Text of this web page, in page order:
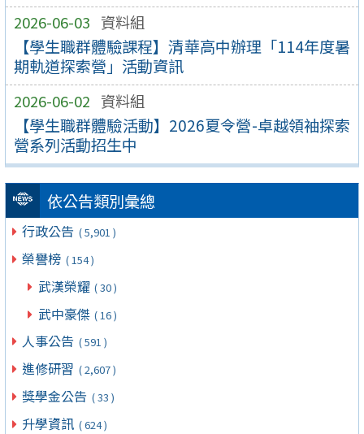
2026-06-03 資料組
【學生職群體驗課程】清華高中辦理「114年度暑
期軌道探索營」活動資訊
2026-06-02 資料組
【學生職群體驗活動】2026夏令營-卓越領袖探索
營系列活動招生中
依公告類別彙總
行政公告 ( 5,901 )
榮譽榜 ( 154 )
武漢榮耀 ( 30 )
武中豪傑 ( 16 )
人事公告 ( 591 )
進修研習 ( 2,607 )
獎學金公告 ( 33 )
升學資訊 ( 624 )